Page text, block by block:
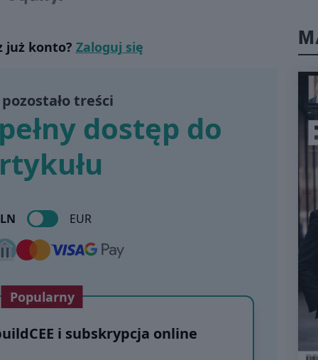
już konto? Zaloguj się
pozostało treści
dostęp do
EUR
Popularny
i subskrypcja online
mln